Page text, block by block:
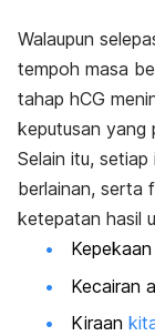
Walaupun
tempoh masa
tahap hCG
keputusan yang
Selain itu,
berlainan, serta
ketepatan hasil
Kepekaan
Kecairan
Kiraan